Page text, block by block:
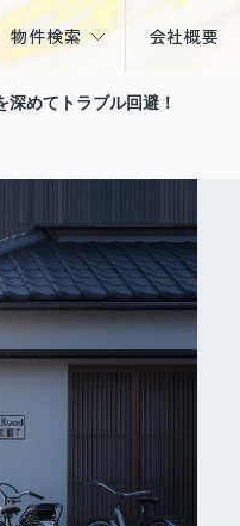
物件検索
土地
収益物件
会社概要
めてトラブル回避！